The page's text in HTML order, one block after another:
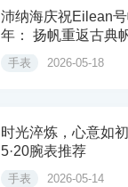
沛纳海庆祝Eilean
年： 扬帆重返古典
手表 2026-05-18
时光淬炼，心意如
5·20腕表推荐
手表 2026-05-14